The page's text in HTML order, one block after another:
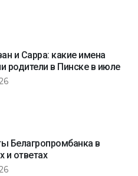
и Сарра: какие имена
родители в Пинске в июле
Белагропромбанка в
и ответах